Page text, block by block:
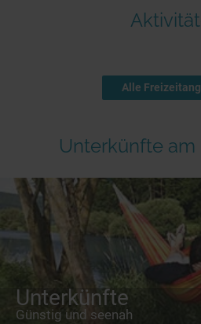
Alle
Unterkünfte am
Unterkünfte
Günstig und seenah